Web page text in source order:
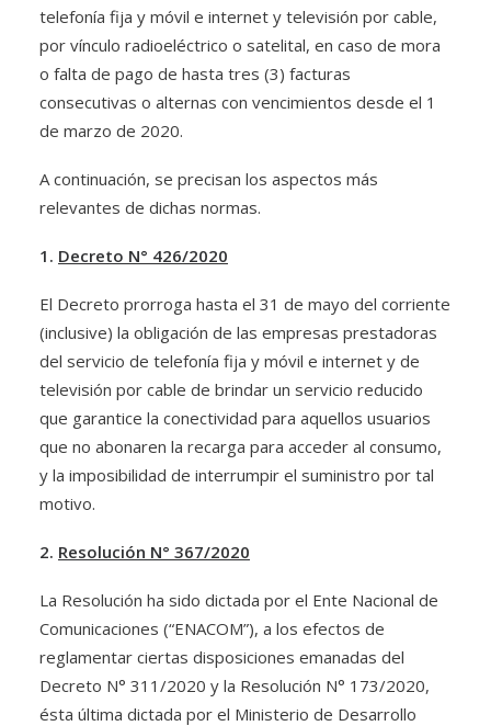
telefonía fija y móvil e internet y televisión por cable,
por vínculo radioeléctrico o satelital, en caso de mora
o falta de pago de hasta tres (3) facturas
consecutivas o alternas con vencimientos desde el 1
de marzo de 2020.
A continuación, se precisan los aspectos más
relevantes de dichas normas.
1. Decreto N° 426/2020
El Decreto prorroga hasta el 31 de mayo del corriente
(inclusive) la obligación de las empresas prestadoras
del servicio de telefonía fija y móvil e internet y de
televisión por cable de brindar un servicio reducido
que garantice la conectividad para aquellos usuarios
que no abonaren la recarga para acceder al consumo,
y la imposibilidad de interrumpir el suministro por tal
motivo.
2. Resolución N° 367/2020
La Resolución ha sido dictada por el Ente Nacional de
Comunicaciones (“ENACOM”), a los efectos de
reglamentar ciertas disposiciones emanadas del
Decreto N° 311/2020 y la Resolución N° 173/2020,
ésta última dictada por el Ministerio de Desarrollo